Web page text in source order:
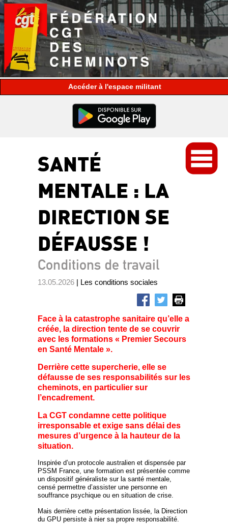
espace militant
SANTÉ
MENTALE : LA
DIRECTION SE
DÉFAUSSE !
Conditions de travail
13.05.2026 | Les conditions sociales
Face à la catastrophe sanitaire qu’elle a
créée, la direction tente de se couvrir
avec les formations « Premier Secours
en Santé Mentale ».
Derrière cette supercherie, elle se
défausse de ses responsabilités sur les
cheminots, en particulier sur
l’encadrement.
La CGT condamne cette politique
irresponsable et exige sans délai des
mesures d’urgence à la hauteur de la
situation.
Inspirée d’un protocole australien et dispensée par
PSSM France, une formation est présentée comme
un dispositif généraliste sur la santé mentale,
censé permettre d’assister une personne en
souffrance psychique ou en situation de crise.
Mais derrière cette présentation lissée, la Direction
du GPU persiste à nier sa propre responsabilité.